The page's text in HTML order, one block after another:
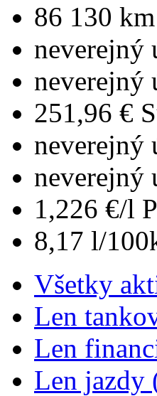
86 130 km
neverejný
neverejný
251,96 €
neverejný
neverejný
1,226 €/l
8,17 l/
Všetky
Len
Len
Len jazdy